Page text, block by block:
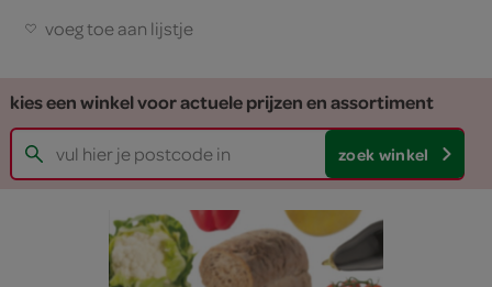
voeg toe aan lijstje
kies een winkel voor actuele prijzen en assortiment
zoek winkel